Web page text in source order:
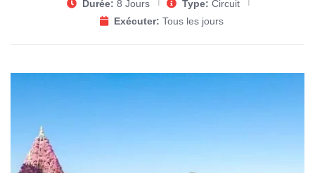
Durée: 8 Jours Type: Circuit
Exécuter: Tous les jours